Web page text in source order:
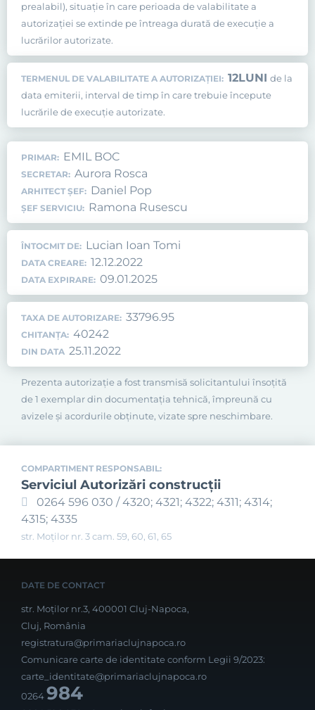
prealabil), situaţie în care perioada de valabilitate a
autorizaţiei se extinde pe întreaga durată de execuţie a
lucrărilor autorizate.
TERMENUL DE VALABILITATE A AUTORIZAŢIEI: 12LUNI de la
data emiterii, interval de timp în care trebuie începute
lucrările de execuţie autorizate.
PRIMAR: EMIL BOC
SECRETAR: Aurora Rosca
ARHITECT ȘEF: Daniel Pop
ȘEF SERVICIU: Ramona Rusescu
ÎNTOCMIT DE: Lucian Ioan Tomi
DATA CREARE: 12.12.2022
DATA EXPIRARE: 09.01.2025
TAXA DE AUTORIZARE: 33796.95
CHITANȚA: 40242
DIN DATA 25.11.2022
Prezenta autorizaţie a fost transmisă solicitantului însoţită
de 1 exemplar din documentaţia tehnică, împreună cu
avizele şi acordurile obţinute, vizate spre neschimbare.
COMPARTIMENT RESPONSABIL:
Serviciul Autorizări construcţii
0264 596 030 / 4320; 4321; 4322; 4311; 4314;
4315; 4335
str. Moților nr. 3 cam. 59, 60, 61, 65
DATE DE CONTACT
str. Moților nr.3, 400001 Cluj-Napoca,
Cluj, România
registratura@primariaclujnapoca.ro
Comunicare carte de identitate conform Legii 9/2023:
carte_identitate@primariaclujnapoca.ro
0264984